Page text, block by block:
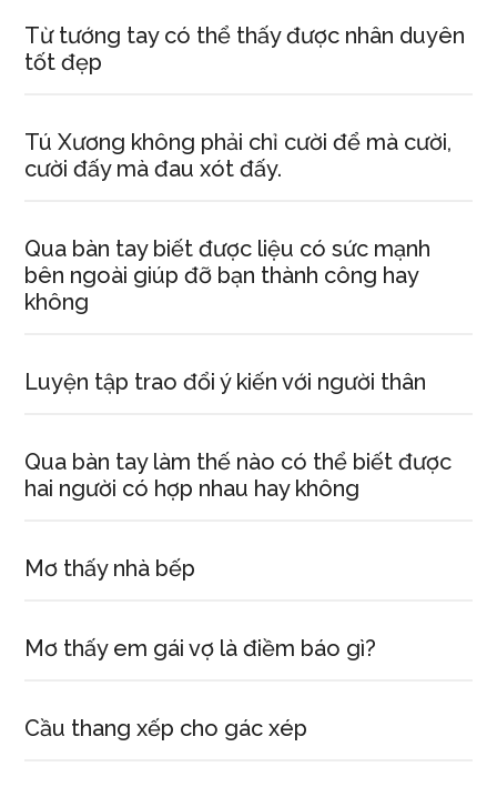
Từ tướng tay có thể thấy được nhân duyên
tốt đẹp
Tú Xương không phải chỉ cười để mà cười,
cười đấy mà đau xót đấy.
Qua bàn tay biết được liệu có sức mạnh
bên ngoài giúp đỡ bạn thành công hay
không
Luyện tập trao đổi ý kiến với người thân
Qua bàn tay làm thế nào có thể biết được
hai người có hợp nhau hay không
Mơ thấy nhà bếp
Mơ thấy em gái vợ là điềm báo gì?
Cầu thang xếp cho gác xép